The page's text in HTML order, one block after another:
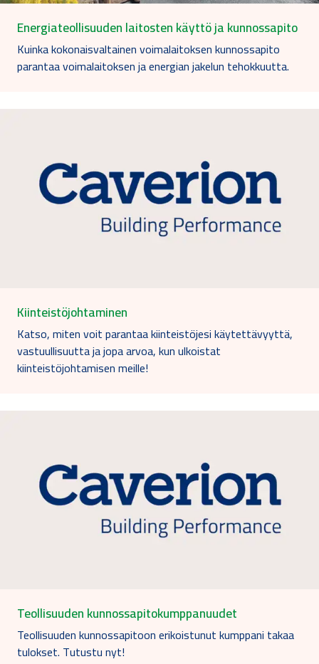
Energiateollisuuden laitosten käyttö ja kunnossapito
Kuinka kokonaisvaltainen voimalaitoksen kunnossapito
parantaa voimalaitoksen ja energian jakelun tehokkuutta.
Kiinteistöjohtaminen
Katso, miten voit parantaa kiinteistöjesi käytettävyyttä,
vastuullisuutta ja jopa arvoa, kun ulkoistat
kiinteistöjohtamisen meille!
Teollisuuden kunnossapitokumppanuudet
Teollisuuden kunnossapitoon erikoistunut kumppani takaa
tulokset. Tutustu nyt!